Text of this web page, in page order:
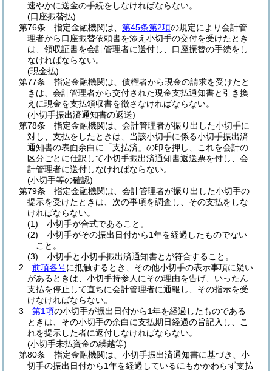
速やかに送金の手続をしなければならない。
(口座振替払)
第76条
指定金融機関は、 第45条第2項の規定により会計管
理者から口座振替依頼書を添え小切手の交付を受けたとき
は、領収証書を会計管理者に送付し、口座振替の手続をし
なければならない。
(現金払)
第77条
指定金融機関は、債権者から現金の請求を受けたと
きは、会計管理者から交付された現金支払通知書と引き換
えに現金を支払領収書を徴さなければならない。
(小切手振出済通知書の返送)
第78条
指定金融機関は、会計管理者が振り出した小切手に
対し、支払をしたときは、当該小切手に係る小切手振出済
通知書の表面余白に「支払済」の印を押し、これを会計の
区分ごとに仕訳して小切手振出済通知書返送票を付し、会
計管理者に送付しなければならない。
(小切手等の確認)
第79条
指定金融機関は、会計管理者が振り出した小切手の
提示を受けたときは、次の事項を調査し、その支払をしな
ければならない。
(1)
小切手が合式であること。
(2)
小切手がその振出日付から1年を経過したものでない
こと。
(3)
小切手と小切手振出済通知書とが符合すること。
2
前項各号に抵触するとき、その他小切手の表示事項に疑い
があるときは、小切手持参人にその理由を告げ、いったん
支払を停止して直ちに会計管理者に通報し、その指示を受
けなければならない。
3
第1項の小切手が振出日付から1年を経過したものである
ときは、その小切手の余白に支払期日経過の旨記入し、こ
れを提示した者に返付しなければならない。
(小切手未払資金の繰越等)
第80条
指定金融機関は、小切手振出済通知書に基づき、小
切手の振出日付から1年を経過しているにもかかわらず支払